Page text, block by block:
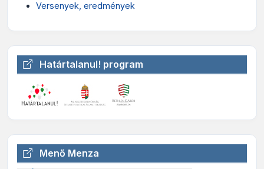
Versenyek, eredmények
Határtalanul! program
Menő Menza